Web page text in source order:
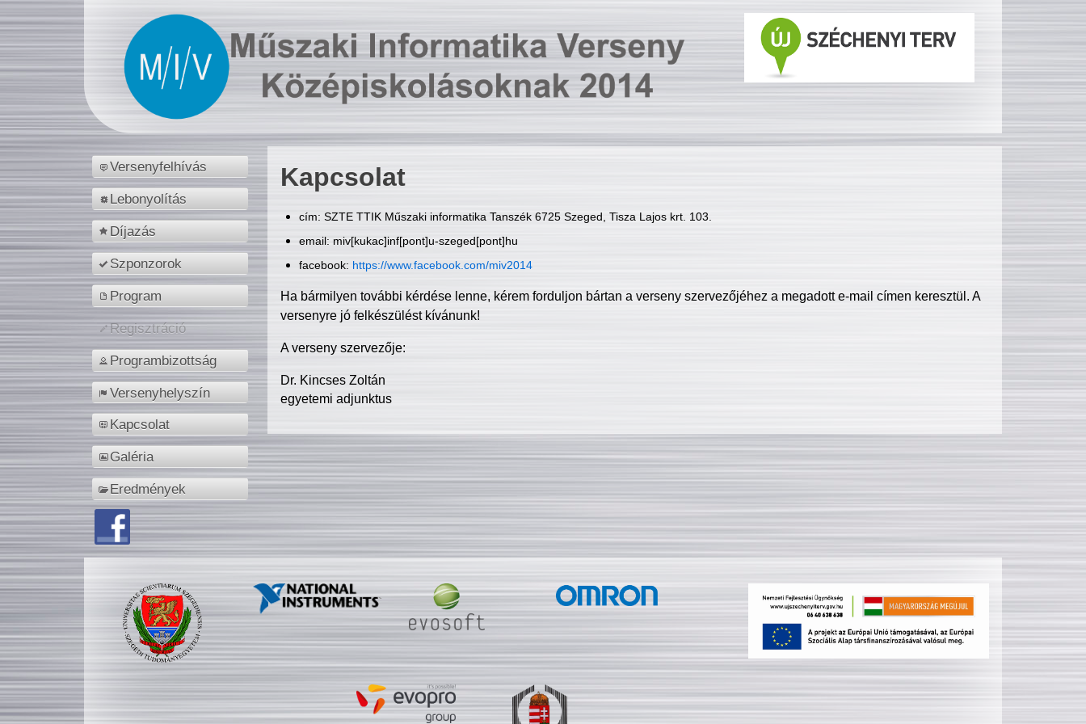
Versenyfelhívás
Lebonyolítás
Díjazás
Szponzorok
Program
Regisztráció
Programbizottság
Versenyhelyszín
Kapcsolat
Galéria
Eredmények
Kapcsolat
cím: SZTE TTIK Műszaki informatika Tanszék 6725 Szeged, Tisza Lajos krt. 103.
email: miv[kukac]inf[pont]u-szeged[pont]hu
facebook: https://www.facebook.com/miv2014
Ha bármilyen további kérdése lenne, kérem forduljon bártan a verseny szervezőjéhez a megadott e-mail címen keresztül. A
versenyre jó felkészülést kívánunk!
A verseny szervezője:
Dr. Kincses Zoltán
egyetemi adjunktus